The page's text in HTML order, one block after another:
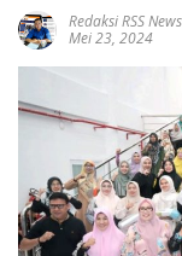
Redaksi RSS News
Mei 23, 2024